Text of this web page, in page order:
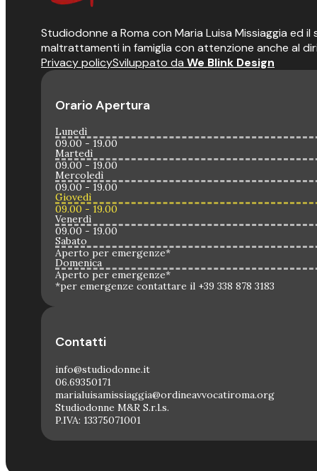
Studiodonne a Roma con Maria Luisa Missiaggia ed
maltrattamenti in famiglia con attenzione anche al
Privacy policySviluppato da We Blink Design
Orario Apertura
Lunedì
09.00 - 19.00
Martedì
09.00 - 19.00
Mercoledì
09.00 - 19.00
Giovedì
09.00 - 19.00
Venerdì
09.00 - 19.00
Sabato
Aperto per emergenze*
Domenica
Aperto per emergenze*
*per emergenze contattare il +39 338 878 3183
Contatti
info@studiodonne.it
06.69350171
marialuisamissiaggia@ordineavvocatiroma.org
Studiodonne M&R S.r.l.s.
P.IVA: 13375071001